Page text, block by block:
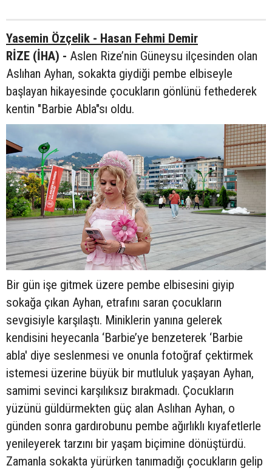
Yasemin Özçelik - Hasan Fehmi Demir
RİZE (İHA) - Aslen Rize’nin Güneysu ilçesinden olan
Aslıhan Ayhan, sokakta giydiği pembe elbiseyle
başlayan hikayesinde çocukların gönlünü fethederek
kentin "Barbie Abla"sı oldu.
Bir gün işe gitmek üzere pembe elbisesini giyip
sokağa çıkan Ayhan, etrafını saran çocukların
sevgisiyle karşılaştı. Miniklerin yanına gelerek
kendisini heyecanla ‘Barbie’ye benzeterek ‘Barbie
abla' diye seslenmesi ve onunla fotoğraf çektirmek
istemesi üzerine büyük bir mutluluk yaşayan Ayhan,
samimi sevinci karşılıksız bırakmadı. Çocukların
yüzünü güldürmekten güç alan Aslıhan Ayhan, o
günden sonra gardırobunu pembe ağırlıklı kıyafetlerle
yenileyerek tarzını bir yaşam biçimine dönüştürdü.
Zamanla sokakta yürürken tanımadığı çocukların gelip